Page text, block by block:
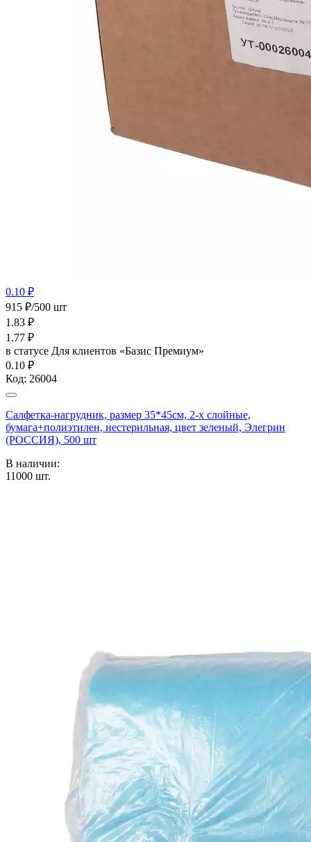
0.10 ₽
915 ₽/500 шт
1.83 ₽
1.77 ₽
в статусе Для клиентов «Базис Премиум»
0.10 ₽
Код: 26004
Салфетка-нагрудник, размер 35*45см, 2-х слойные,
бумага+полиэтилен, нестерильная, цвет зеленый, Элегрин
(РОССИЯ), 500 шт
В наличии:
11000 шт.